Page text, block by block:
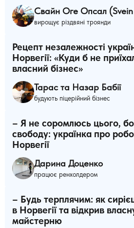
Свайн Оге Опсал
вирощує різдвяні троянди
Рецепт незалежності
Норвегії: «Куди б не
власний бізнес»
Тарас та Назар Бабії
будують піцерійний бізнес
– Я не соромлюсь цього,
свободу: українка про
Норвегії
Дарина Доценко
працює ренхолдером
– Будь терплячим: як
в Норвегії та відкрив
майстерню